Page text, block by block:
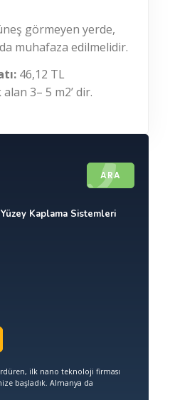
görmeyen yerde,
muhafaza edilmelidir.
46,12 TL
3– 5 m2’ dir.
ARA
Kaplama Sistemleri
ilk nano teknoloji firması
başladık. Almanya da